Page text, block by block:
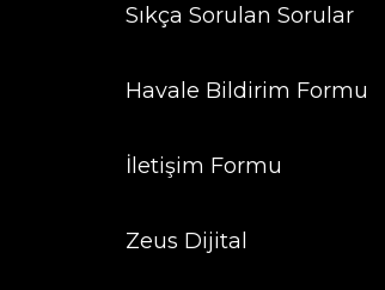
Sıkça Sorulan Sorular
Havale Bildirim Formu
İletişim Formu
Zeus Dijital